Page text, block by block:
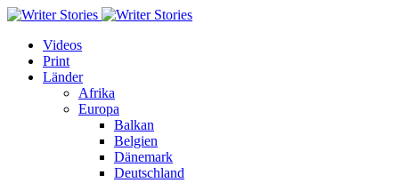
Videos
Print
Länder
Afrika
Europa
Balkan
Belgien
Dänemark
Deutschland